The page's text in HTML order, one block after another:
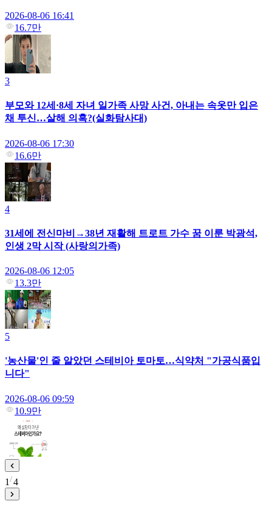
2026-08-06 16:41
16.7만
3
부모와 12세·8세 자녀 일가족 사망 사건, 아내는 속옷만 입은
채 투신…살해 의혹?(실화탐사대)
2026-08-06 17:30
16.6만
4
31세에 전신마비→38년 재활해 트로트 가수 꿈 이룬 박광석,
인생 2막 시작 (사랑의가족)
2026-08-06 12:05
13.3만
5
'농산물'인 줄 알았던 스테비아 토마토…식약처 "가공식품입
니다"
2026-08-06 09:59
10.9만
1 4